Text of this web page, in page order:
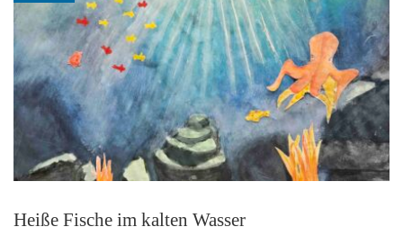
Heiße Fische im kalten Wasser